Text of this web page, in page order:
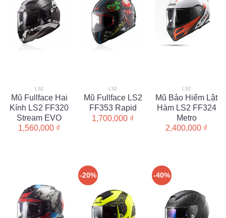
LS2
Mũ Fullface Hai
Kính LS2 FF320
Stream EVO
1,560,000 ₫
LS2
Mũ Fullface LS2
FF353 Rapid
1,700,000 ₫
LS2
Mũ Bảo Hiểm Lật
Hàm LS2 FF324
Metro
2,400,000 ₫
-20% -40%